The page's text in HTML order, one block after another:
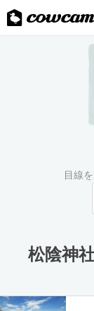
目線
松陰神